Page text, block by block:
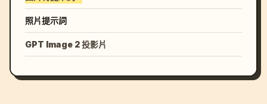
照片提示詞
GPT Image 2 投影片